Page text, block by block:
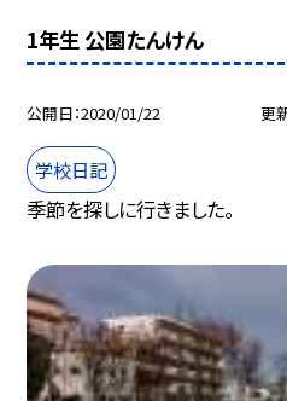
1年生 公園たんけん
公開日 2020/01/22 更
学校日記
季節を探しに行きました。